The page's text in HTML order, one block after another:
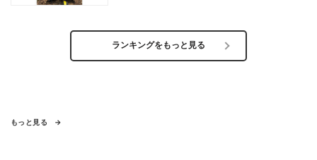
ランキングをもっと見る
もっと見る